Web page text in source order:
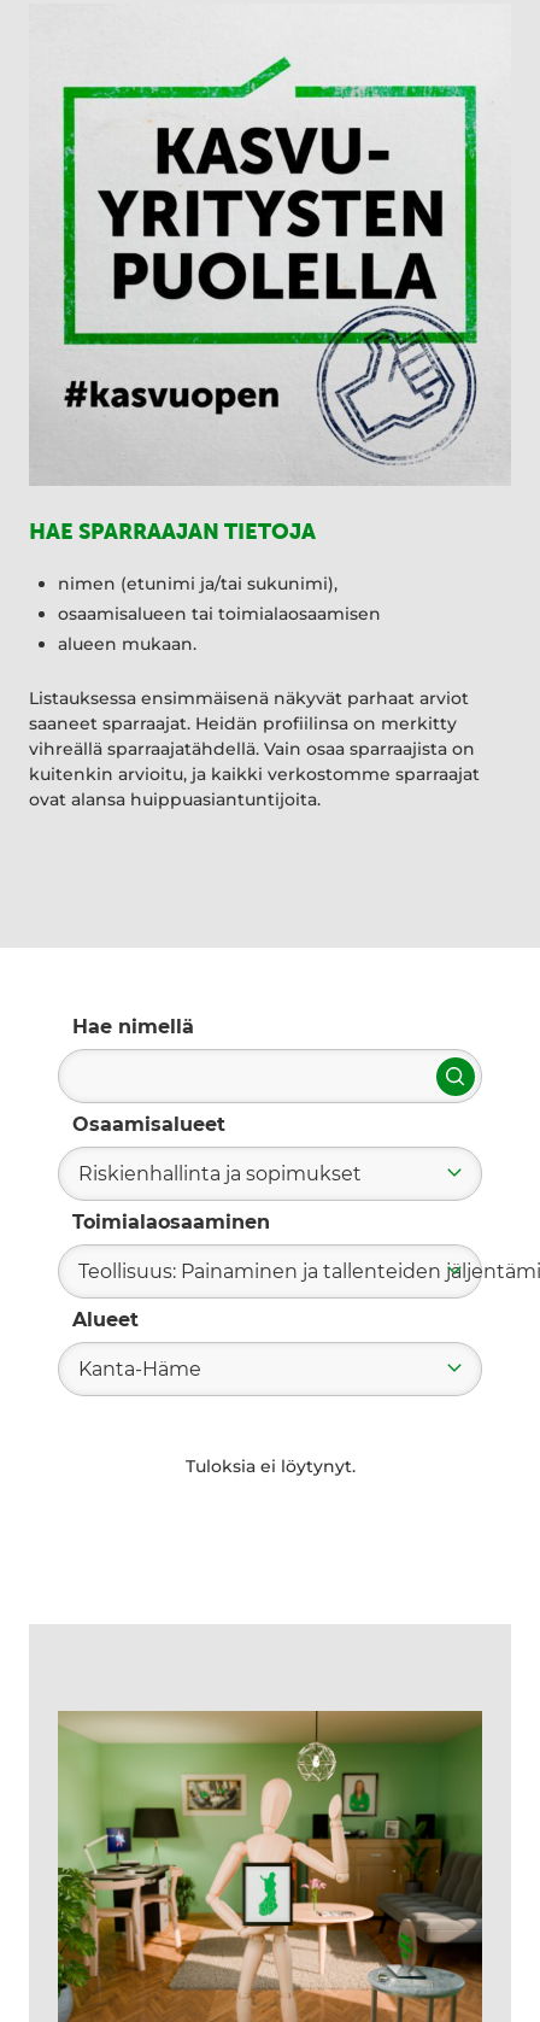
HAE SPARRAAJAN TIETOJA
nimen (etunimi ja/tai sukunimi),
osaamisalueen tai toimialaosaamisen
alueen mukaan.
Listauksessa ensimmäisenä näkyvät parhaat arviot
saaneet sparraajat. Heidän profiilinsa on merkitty
vihreällä sparraajatähdellä. Vain osaa sparraajista on
kuitenkin arvioitu, ja kaikki verkostomme sparraajat
ovat alansa huippuasiantuntijoita.
Hae nimellä
Hae
Osaamisalueet
Riskienhallinta ja sopimukset
Toimialaosaaminen
Teollisuus: Painaminen ja tallenteiden
Alueet
Kanta-Häme
Tuloksia ei löytynyt.